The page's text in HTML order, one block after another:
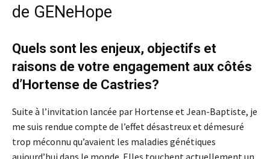
de GENeHope
Quels sont les enjeux, objectifs et
raisons de votre engagement aux côtés
d’Hortense de Castries?
Suite à l’invitation lancée par Hortense et Jean-Baptiste, je
me suis rendue compte de l’effet désastreux et démesuré
trop méconnu qu’avaient les maladies génétiques
aujourd’hui dans le monde. Elles touchent actuellement un